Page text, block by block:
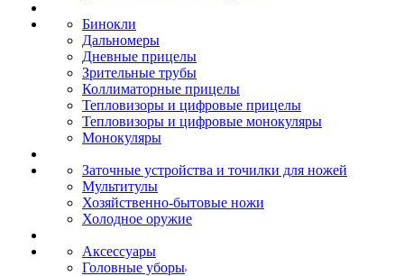
Бинокли
Дальномеры
Дневные прицелы
Зрительные трубы
Коллиматорные прицелы
Тепловизоры и цифровые прицелы
Тепловизоры и цифровые монокуляры
Монокуляры
Заточные устройства и точилки для ножей
Мультитулы
Хозяйственно-бытовые ножи
Холодное оружие
Аксессуары
Головные уборы